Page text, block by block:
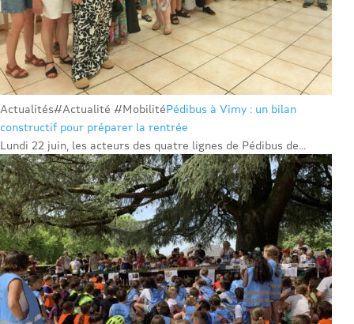
Actualités#Actualité #MobilitéPédibus à Vimy : un bilan
constructif pour préparer la rentrée
Lundi 22 juin, les acteurs des quatre lignes de Pédibus de...